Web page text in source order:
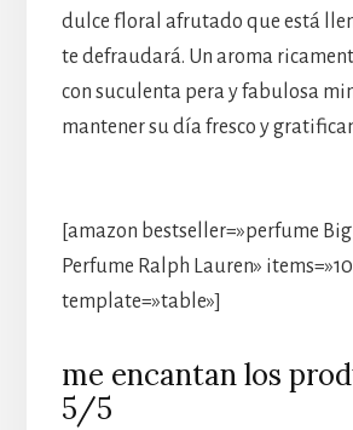
dulce floral afrutado que está
te defraudará. Un aroma
con suculenta pera y fabulosa
mantener su día fresco y
[amazon bestseller=»perfume Big
Perfume Ralph Lauren»
template=»table»]
me encantan los
5/5